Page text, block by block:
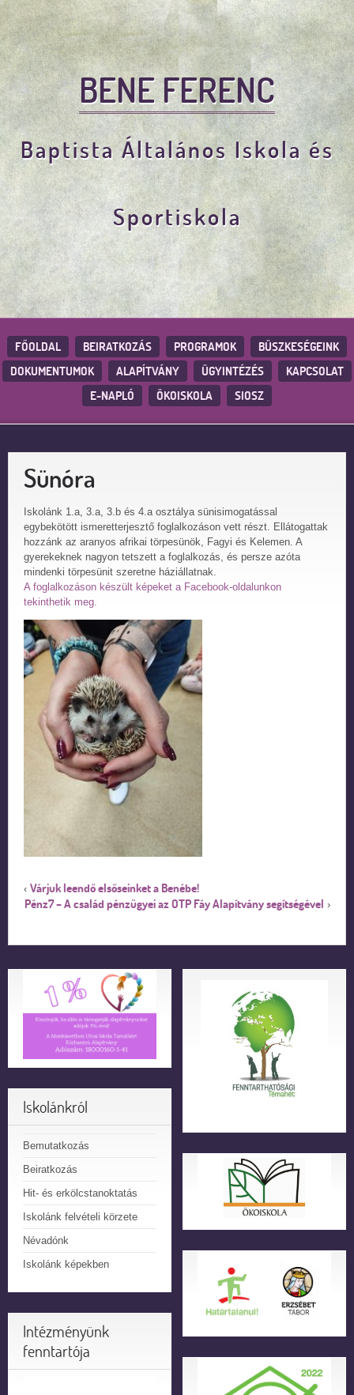
BENE FERENC
Baptista Általános Iskola és
Sportiskola
FŐOLDAL BEIRATKOZÁS PROGRAMOK
BÜSZKESÉGEINK
DOKUMENTUMOK
ALAPÍTVÁNY ÜGYINTÉZÉS
KAPCSOLAT
E-NAPLÓ
ÖKOISKOLA SIOSZ
Sünóra
Iskolánk 1.a, 3.a, 3.b és 4.a osztálya sünisimogatással
egybekötött ismeretterjesztő foglalkozáson vett részt. Ellátogattak
hozzánk az aranyos afrikai törpesünök, Fagyi és Kelemen. A
gyerekeknek nagyon tetszett a foglalkozás, és persze azóta
mindenki törpesünit szeretne háziállatnak.
A foglalkozáson készült képeket a Facebook-oldalunkon
tekinthetik meg.
‹ Várjuk leendő elsőseinket a Benébe!
Pénz7 – A család pénzügyei az OTP Fáy Alapítvány segítségével ›
Iskolánkról
Bemutatkozás
Beiratkozás
Hit- és erkölcstanoktatás
Iskolánk felvételi körzete
Névadónk
Iskolánk képekben
Intézményünk
fenntartója